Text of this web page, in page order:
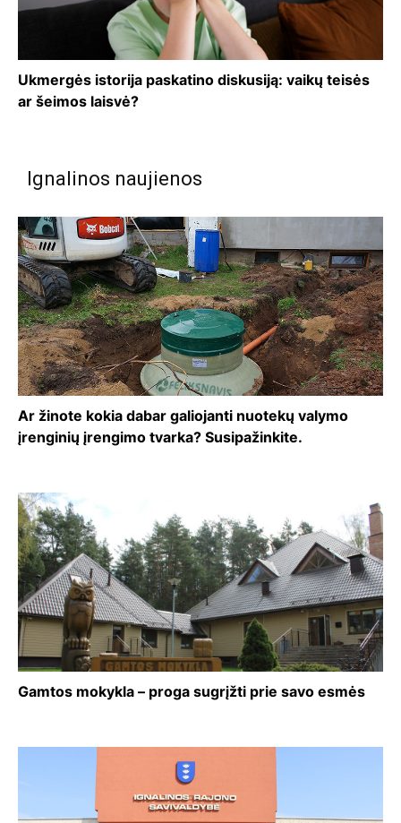
Ukmergės istorija paskatino diskusiją: vaikų teisės
ar šeimos laisvė?
Ignalinos naujienos
Ar žinote kokia dabar galiojanti nuotekų valymo
įrenginių įrengimo tvarka? Susipažinkite.
Gamtos mokykla – proga sugrįžti prie savo esmės